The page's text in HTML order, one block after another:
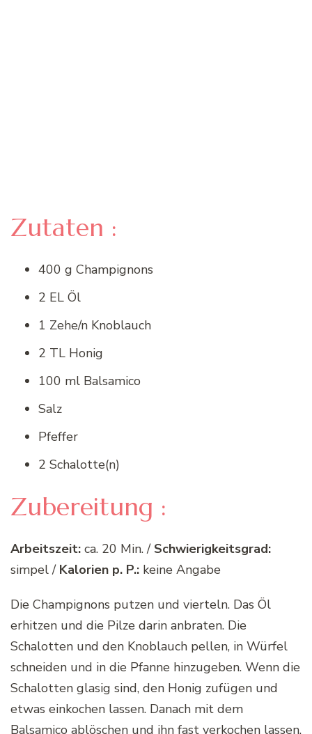
Zutaten :
400 g Champignons
2 EL Öl
1 Zehe/n Knoblauch
2 TL Honig
100 ml Balsamico
Salz
Pfeffer
2 Schalotte(n)
Zubereitung :
Arbeitszeit: ca. 20 Min. / Schwierigkeitsgrad:
simpel / Kalorien p. P.: keine Angabe
Die Champignons putzen und vierteln. Das Öl
erhitzen und die Pilze darin anbraten. Die
Schalotten und den Knoblauch pellen, in Würfel
schneiden und in die Pfanne hinzugeben. Wenn die
Schalotten glasig sind, den Honig zufügen und
etwas einkochen lassen. Danach mit dem
Balsamico ablöschen und ihn fast verkochen lassen.